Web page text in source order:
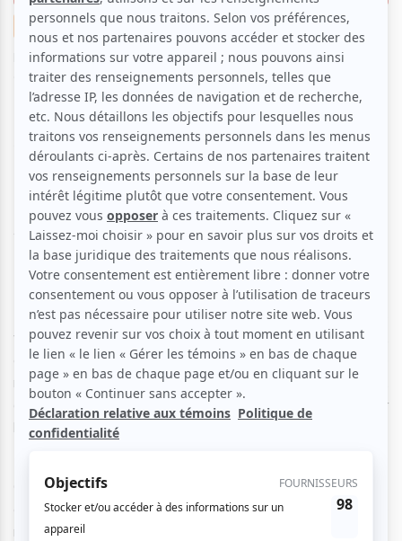
Cirque Ève a vu, Ève a aimé
Famille
ParÈve Christian| 18 décembre 2023 | Photo : JF Savaria |
Contenu original
Le cirque est toujours un bienfait pour les yeux et
pour le cœur! Voici une idée de sortie familiale pour
occuper agréablement votre temps des fêtes.
« Camping? » C’est quoiCamping?
L’évocation du mot camping fait penser à la nature, les
vacances, la promiscuité. Plusieurs d’entre vous (pas moi,
car ce type de vacances n’a pas fait partie de ma vie!) se
rappellent sûrement d’agréables moments, de rencontres,
d’activités ou de soirées autour d’un feu de camp à admirer
le ciel étoilé au terrain de camping.
Ce lieu représente souvent une microsociété où des
étrangers finissent par développer une amitié et se
rassemblent pour fêter.